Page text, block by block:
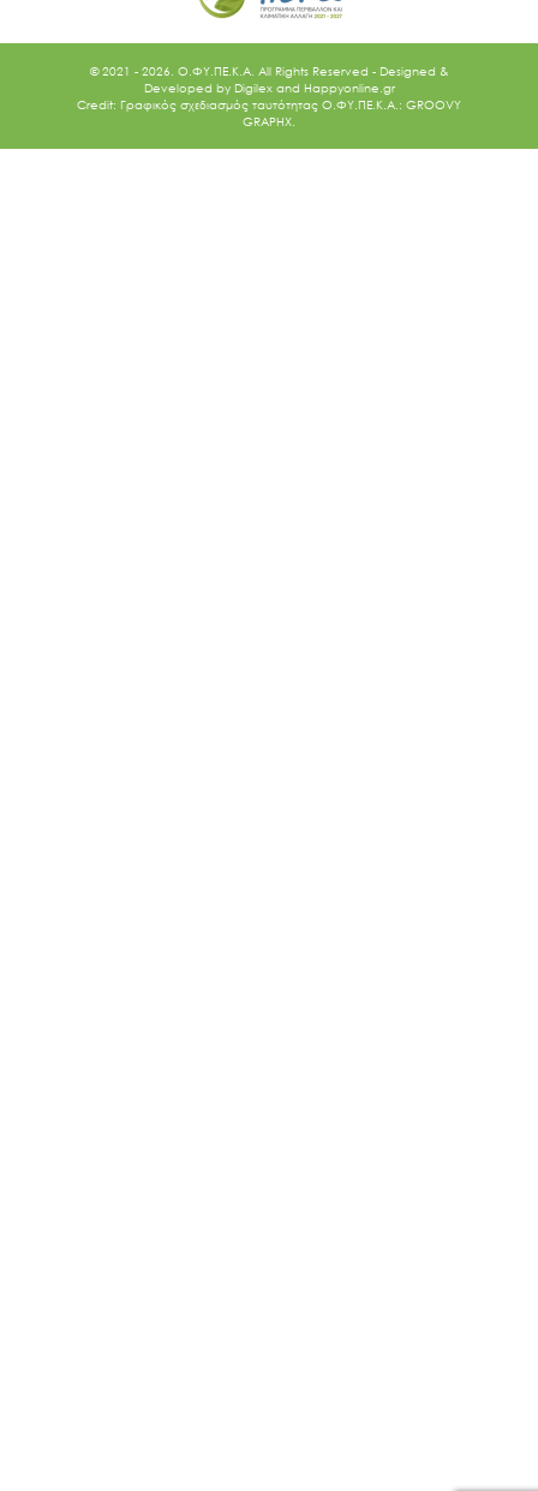
© 2021 - 2026. O.ΦΥ.ΠΕ.Κ.Α. All Rights Reserved - Designed &
Developed by Digilex and Happyonline.gr
Credit: Γραφικός σχεδιασμός ταυτότητας Ο.ΦΥ.ΠΕ.Κ.Α.: GROOVY
GRAPHX.